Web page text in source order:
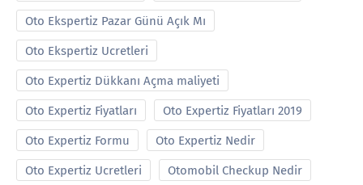
Oto Ekspertiz Pazar Günü Açık Mı
Oto Ekspertiz Ucretleri
Oto Expertiz Dükkanı Açma maliyeti
Oto Expertiz Fiyatları Oto Expertiz Fiyatları 2019
Oto Expertiz Formu Oto Expertiz Nedir
Oto Expertiz Ucretleri Otomobil Checkup Nedir